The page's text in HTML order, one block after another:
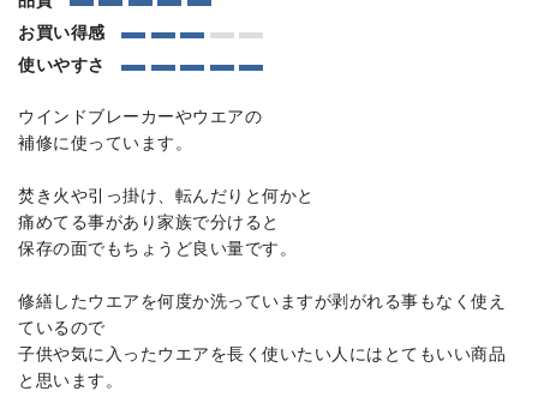
お買い得感
使いやすさ
ウインドブレーカーやウエアの
補修に使っています。
焚き火や引っ掛け、転んだりと何かと
痛めてる事があり家族で分けると
保存の面でもちょうど良い量です。
修繕したウエアを何度か洗っていますが剥がれる事もなく使え
ているので
子供や気に入ったウエアを長く使いたい人にはとてもいい商品
と思います。